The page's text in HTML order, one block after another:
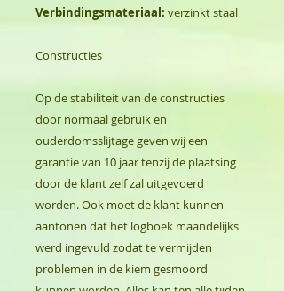
Verbindingsmateriaal: verzinkt staal
Constructies
Op de stabiliteit van de constructies
door normaal gebruik en
ouderdomsslijtage geven wij een
garantie van 10 jaar tenzij de plaatsing
door de klant zelf zal uitgevoerd
worden. Ook moet de klant kunnen
aantonen dat het logboek maandelijks
werd ingevuld zodat te vermijden
problemen in de kiem gesmoord